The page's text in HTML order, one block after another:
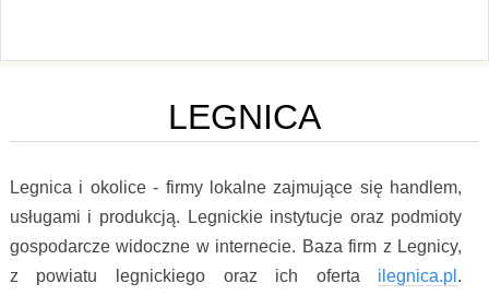
LEGNICA
Legnica i okolice - firmy lokalne zajmujące się handlem,
usługami i produkcją. Legnickie instytucje oraz podmioty
gospodarcze widoczne w internecie. Baza firm z Legnicy,
z powiatu legnickiego oraz ich oferta ilegnica.pl .